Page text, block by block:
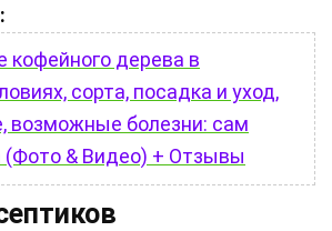
дерева в
сорта, посадка и уход,
возможные болезни: сам
(Фото & Видео) + Отзывы